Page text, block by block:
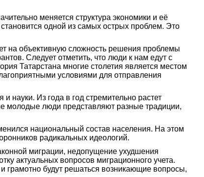
меняется структура экономики и её
одной из самых острых проблем. Это
на объективную сложность решения проблемы
Следует отметить, что люди к нам едут с
Татарстана многие столетия является местом
условиями для отправления
науки. Из года в год стремительно растет
молодые люди представляют разные традиции,
национальный состав населения. На этом
радикальных идеологий.
миграции, недопущение ухудшения
актуальных вопросов миграционного учета.
грамотно будут решаться возникающие вопросы,